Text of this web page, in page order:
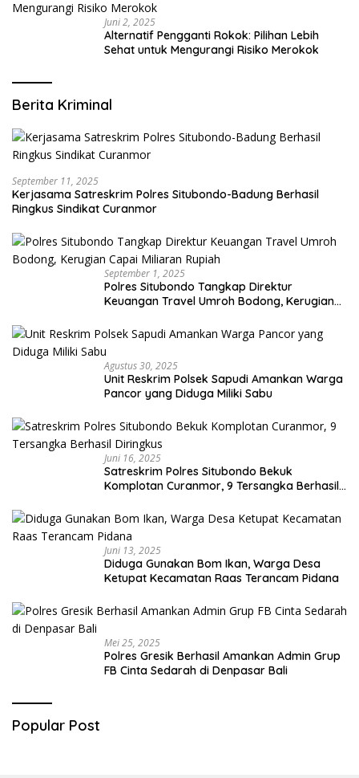
Juni 2, 2025
Alternatif Pengganti Rokok: Pilihan Lebih
Sehat untuk Mengurangi Risiko Merokok
Berita Kriminal
September 11, 2025
Kerjasama Satreskrim Polres Situbondo-Badung Berhasil
Ringkus Sindikat Curanmor
September 1, 2025
Polres Situbondo Tangkap Direktur
Keuangan Travel Umroh Bodong, Kerugian
Agustus 30, 2025
Unit Reskrim Polsek Sapudi Amankan Warga
Pancor yang Diduga Miliki Sabu
Juni 16, 2025
Satreskrim Polres Situbondo Bekuk
Komplotan Curanmor, 9 Tersangka Berhasil
Juni 13, 2025
Diduga Gunakan Bom Ikan, Warga Desa
Ketupat Kecamatan Raas Terancam Pidana
Mei 25, 2025
Polres Gresik Berhasil Amankan Admin Grup
FB Cinta Sedarah di Denpasar Bali
Popular Post